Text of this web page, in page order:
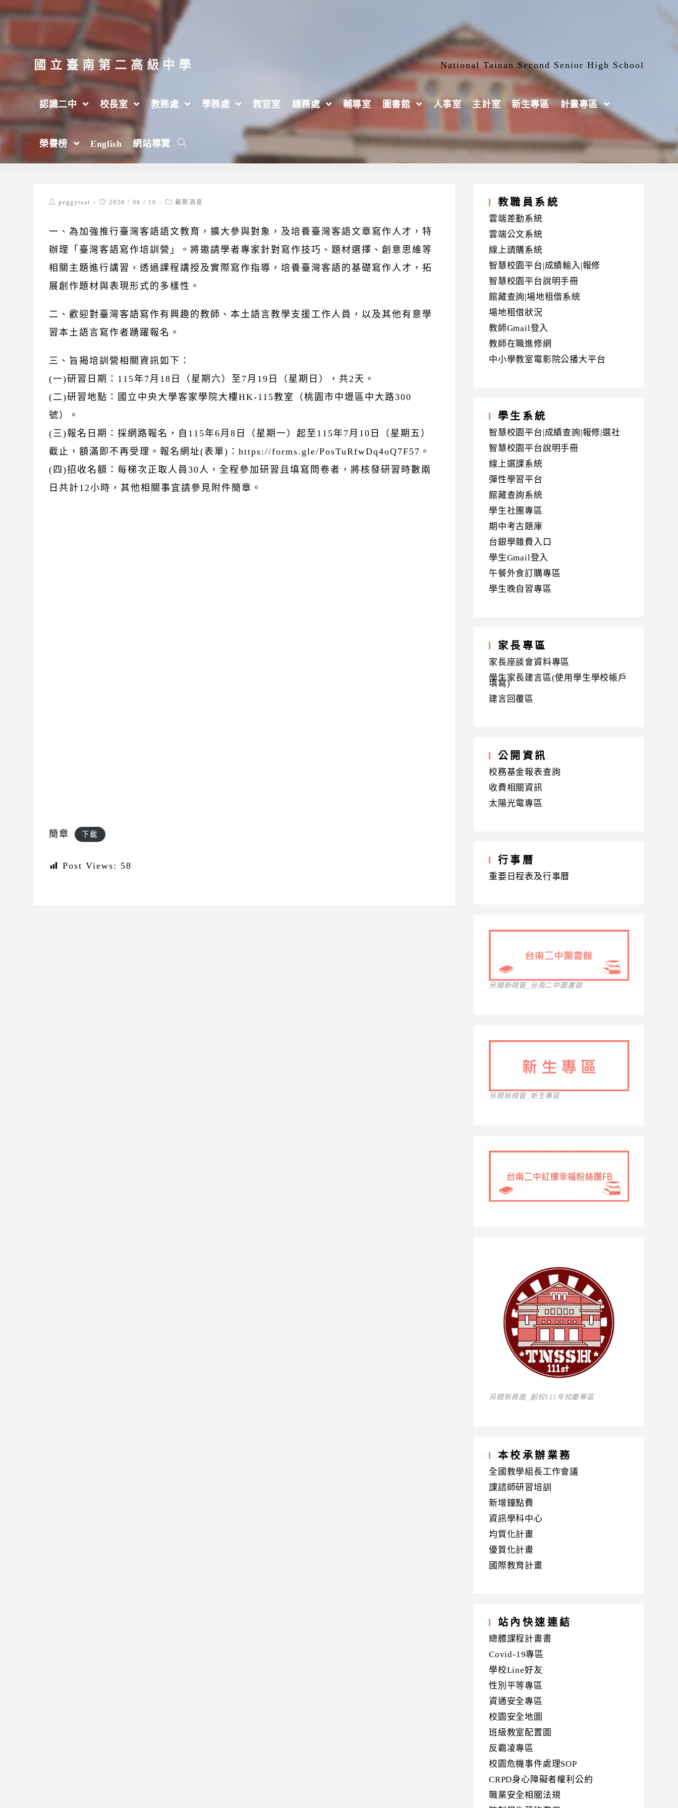
跳
至
要
內
容
國立臺南第二高級中學 National Tainan Second Senior High School
認識二中 校長室 教務處 學務處 教官室 總務處 輔導室 圖書館 人事室 主計室 新生專區 計畫專區
榮譽榜 English 網站導覽
【轉知】中央大學辦理115年臺灣客語寫作培訓營（北部場）資訊
2026 年 > 6 月 > 16 日
Postpeggytsai
Post2026 / 06 / 16
Post最新消息
一、為加強推行臺灣客語語文教育，擴大參與對象，及培養臺灣客語文章寫作人才，特
辦理「臺灣客語寫作培訓營」。將邀請學者專家針對寫作技巧、題材選擇、創意思維等
相關主題進行講習，透過課程講授及實際寫作指導，培養臺灣客語的基礎寫作人才，拓
展創作題材與表現形式的多樣性。
二、歡迎對臺灣客語寫作有興趣的教師、本土語言教學支援工作人員，以及其他有意學
習本土語言寫作者踴躍報名。
三、旨揭培訓營相關資訊如下：
(一)研習日期：115年7月18日（星期六）至7月19日（星期日），共2天。
(二)研習地點：國立中央大學客家學院大樓HK-115教室（桃園市中壢區中大路300
號）。
(三)報名日期：採網路報名，自115年6月8日（星期一）起至115年7月10日（星期五）
截止，額滿即不再受理。報名網址(表單)：https://forms.gle/PosTuRfwDq4oQ7F57。
(四)招收名額：每梯次正取人員30人，全程參加研習且填寫問卷者，將核發研習時數兩
日共計12小時，其他相關事宜請參見附件簡章。
簡章 下載
Post Views: 58
教職員系統
雲端差勤系統
雲端公文系統
線上請購系統
智慧校園平台|成績輸入|報修
智慧校園平台說明手冊
館藏查詢|場地租借系統
場地租借狀況
教師Gmail登入
教師在職進修網
中小學教室電影院公播大平台
學生系統
智慧校園平台|成績查詢|報修|選社
智慧校園平台說明手冊
線上選課系統
彈性學習平台
館藏查詢系統
學生社團專區
期中考古題庫
台銀學雜費入口
學生Gmail登入
午餐外食訂購專區
學生晚自習專區
家長專區
家長座談會資料專區
學生家長建言區(使用學生學校帳戶
填寫)
建言回覆區
公開資訊
校務基金報表查詢
收費相關資訊
太陽光電專區
行事曆
重要日程表及行事曆
另開新視窗_台南二中圖書館
另開新視窗_新生專區
另開新頁面_創校111年校慶專區
本校承辦業務
全國教學組長工作會議
課諮師研習培訓
新增鐘點費
資訊學科中心
均質化計畫
優質化計畫
國際教育計畫
站內快速連結
總體課程計畫書
Covid-19專區
學校Line好友
性別平等專區
資通安全專區
校園安全地圖
班級教室配置圖
反霸凌專區
校園危機事件處理SOP
CRPD身心障礙者權利公約
職業安全相關法規